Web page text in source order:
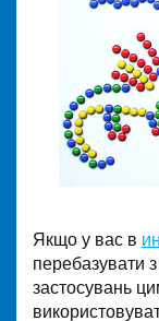
Якщо у вас в
перебазувати
застосувань